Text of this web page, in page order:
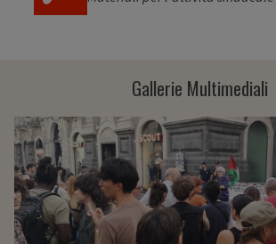
Gallerie Multimediali